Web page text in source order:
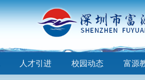
人才引进 校园动态 富源